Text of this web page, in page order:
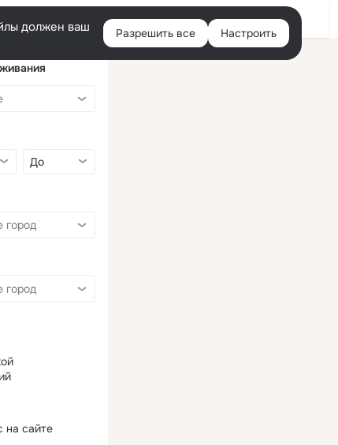
Войти
должен ваш
Разрешить все Настроить
на сайте